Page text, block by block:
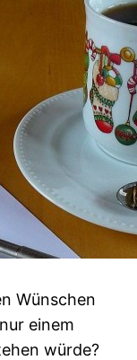
Wünschen
einem
würde?